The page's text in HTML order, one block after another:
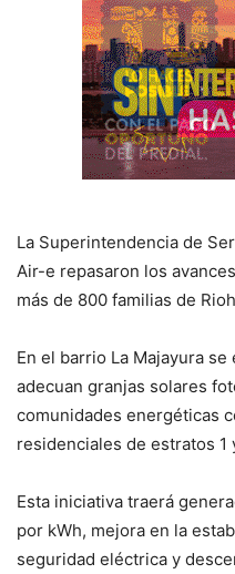
La Superintendencia de
Air-e repasaron los
más de 800 familias de
En el barrio La Majayura
adecuan granjas solares
comunidades energéticas
residenciales de estratos 1
Esta iniciativa traerá
por kWh, mejora en la
seguridad eléctrica y